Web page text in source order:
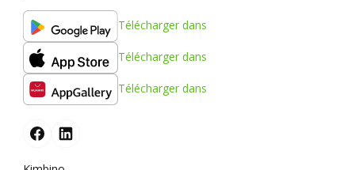
Télécharger dans
Télécharger dans
Télécharger dans